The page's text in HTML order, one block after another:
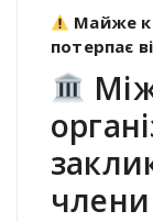
Майже
потерпає